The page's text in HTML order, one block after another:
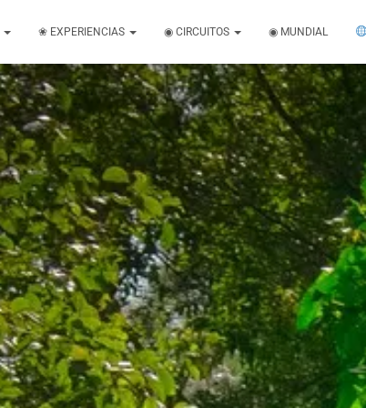
❀ EXPERIENCIAS ◉ CIRCUITOS ◉ MUNDIAL